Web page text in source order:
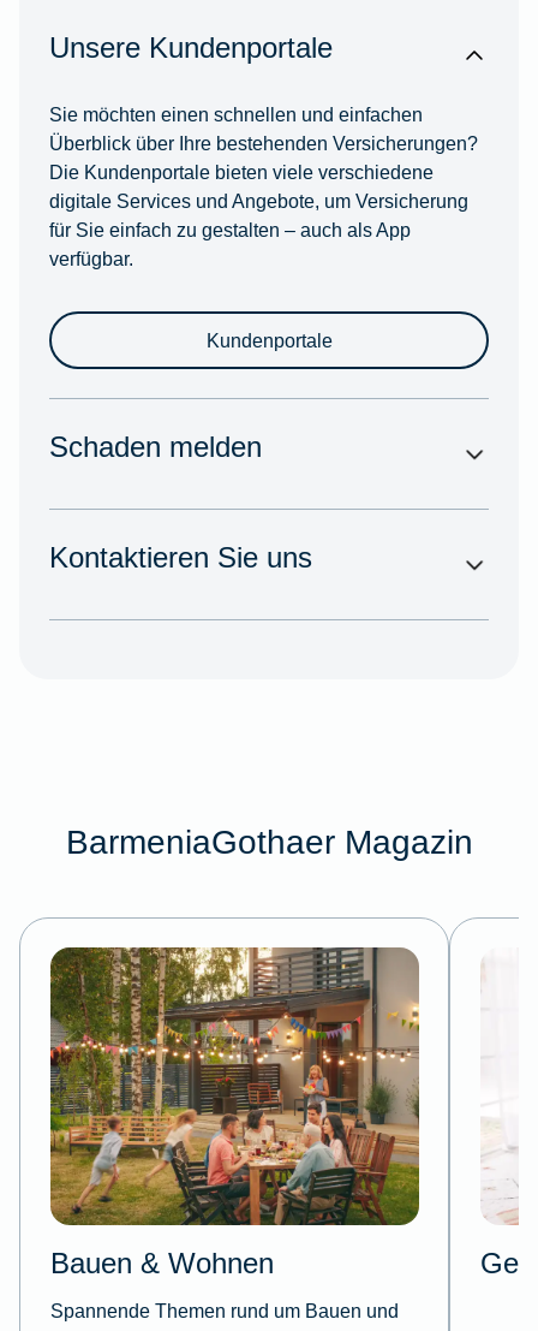
Unsere Kundenportale
Sie möchten einen schnellen und einfachen
Überblick über Ihre bestehenden Versicherungen?
Die Kundenportale bieten viele verschiedene
digitale Services und Angebote, um Versicherung
für Sie einfach zu gestalten – auch als App
verfügbar.
Kundenportale
Schaden melden
Kontaktieren Sie uns
BarmeniaGothaer Magazin
Bauen & Wohnen
Spannende Themen rund um Bauen und